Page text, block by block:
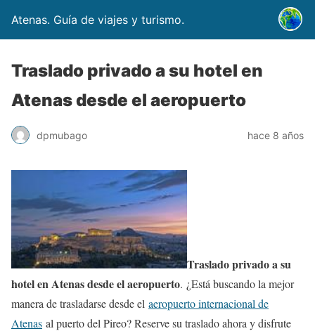
Atenas. Guía de viajes y turismo.
Traslado privado a su hotel en
Atenas desde el aeropuerto
dpmubago hace 8 años
Traslado privado a su
hotel en Atenas desde el aeropuerto. ¿Está buscando la mejor
manera de trasladarse desde el aeropuerto internacional de
Atenas al puerto del Pireo? Reserve su traslado ahora y disfrute